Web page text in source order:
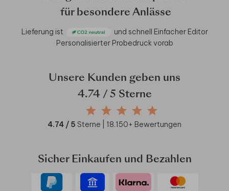
für besondere Anlässe
Lieferung ist und schnell Einfacher Editor
Personalisierter Probedruck vorab
Unsere Kunden geben uns
4.74/ 5 Sterne
4.74 / 5 Sterne | 18.150+ Bewertungen
Sicher Einkaufen und Bezahlen